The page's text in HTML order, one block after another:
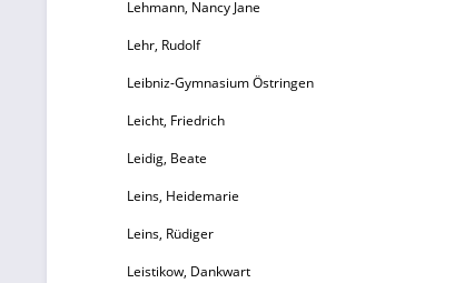
Lehmann, Nancy Jane
Lehr, Rudolf
Leibniz-Gymnasium Östringen
Leicht, Friedrich
Leidig, Beate
Leins, Heidemarie
Leins, Rüdiger
Leistikow, Dankwart